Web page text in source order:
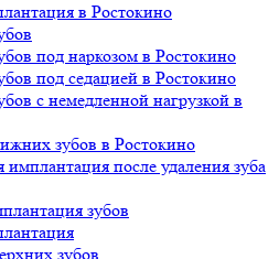
в Ростокино
под наркозом в Ростокино
под седацией в Ростокино
с немедленной нагрузкой в
зубов в Ростокино
после удаления зуба
зубов
зубов